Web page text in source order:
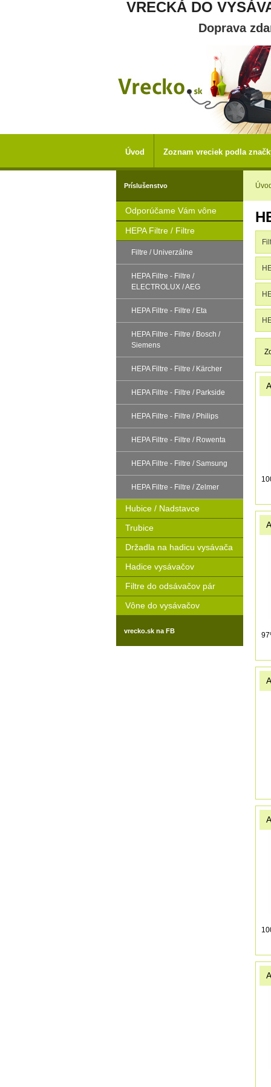
VRECKÁ DO
Doprava
Príslušenstvo
Odporúčame Vám vône
HEPA Filtre / Filtre
Filtre / Univerzálne
HEPA Filtre - Filtre /
ELECTROLUX / AEG
HEPA Filtre - Filtre / Eta
HEPA Filtre - Filtre / Bosch /
Siemens
HEPA Filtre - Filtre / Kärcher
HEPA Filtre - Filtre / Parkside
HEPA Filtre - Filtre / Philips
HEPA Filtre - Filtre / Rowenta
HEPA Filtre - Filtre / Samsung
HEPA Filtre - Filtre / Zelmer
Hubice / Nadstavce
Trubice
Držadla na hadicu vysávača
Hadice vysávačov
Filtre do odsávačov pár
Vône do vysávačov
vrecko.sk na FB
Úvod Zoznam vreciek podla